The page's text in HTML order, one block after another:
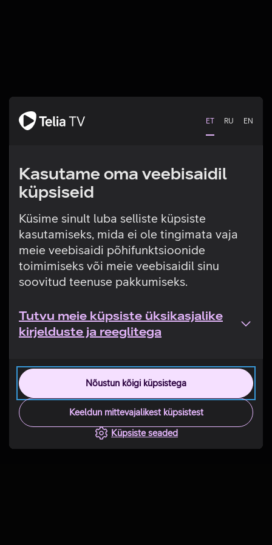
ET RU EN
Kasutame oma veebisaidil
küpsiseid
Küsime sinult luba selliste küpsiste
kasutamiseks, mida ei ole tingimata vaja
meie veebisaidi põhifunktsioonide
toimimiseks või meie veebisaidil sinu
soovitud teenuse pakkumiseks.
Tutvu meie küpsiste üksikasjalike
kirjelduste ja reeglitega
Nõustun kõigi küpsistega
Keeldun mittevajalikest küpsistest
Küpsiste seaded
Tehniline viga